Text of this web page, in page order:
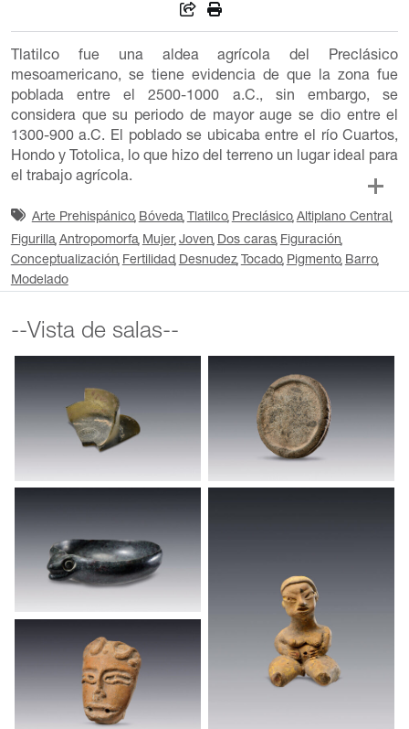
Tlatilco fue una aldea agrícola del Preclásico
mesoamericano, se tiene evidencia de que la zona fue
poblada entre el 2500-1000 a.C., sin embargo, se
considera que su periodo de mayor auge se dio entre el
1300-900 a.C. El poblado se ubicaba entre el río Cuartos,
Hondo y Totolica, lo que hizo del terreno un lugar ideal para
el trabajo agrícola.
Arte Prehispánico Bóveda Tlatilco Preclásico Altiplano Central
Figurilla Antropomorfa Mujer Joven Dos caras Figuración
Conceptualización Fertilidad Desnudez Tocado Pigmento Barro
Modelado
--Vista de salas--